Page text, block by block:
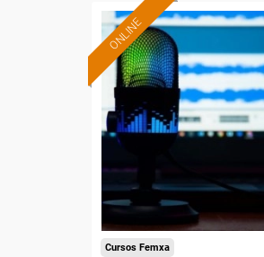
ONLINE
Formación 100%
subvencionada.
Para desempleados,
trabajadores y autónomos.
y Artes Gráficas.
Cursos Femxa